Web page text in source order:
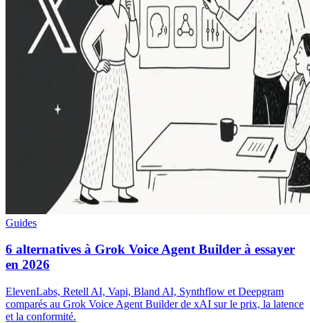
Guides
6 alternatives à Grok Voice Agent Builder à essayer
en 2026
ElevenLabs, Retell AI, Vapi, Bland AI, Synthflow et Deepgram
comparés au Grok Voice Agent Builder de xAI sur le prix, la latence
et la conformité.